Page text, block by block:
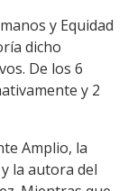
y Equidad
dicho
De los 6
y 2
Amplio, la
la autora del